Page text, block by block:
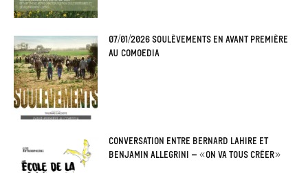
07/01/2026 Soulèvements en avant première
au Comoedia
Conversation entre Bernard Lahire et
Benjamin Allegrini – «On va tous créer»